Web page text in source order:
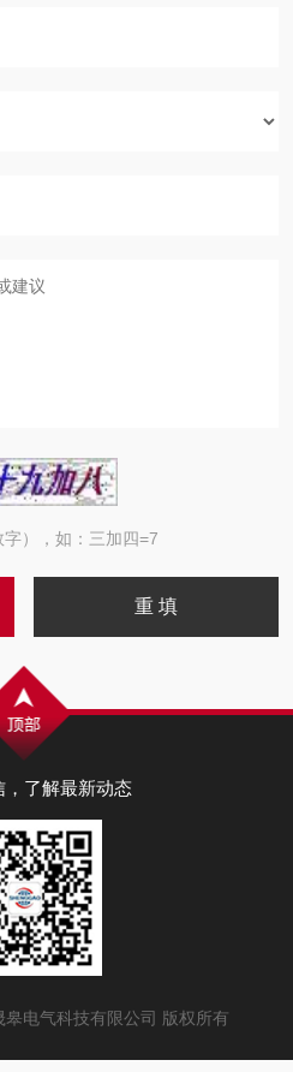
），如：三加四=7
，了解最新动态
电气科技有限公司 版权所有